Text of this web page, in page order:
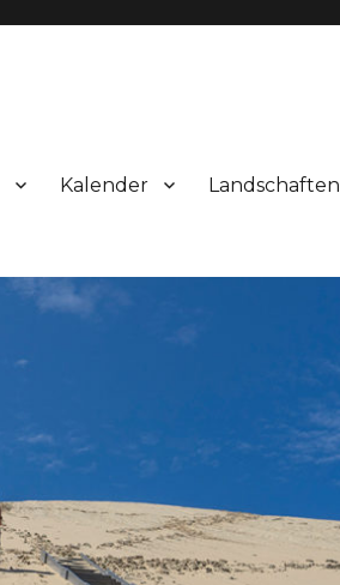
Kalender Landschaften